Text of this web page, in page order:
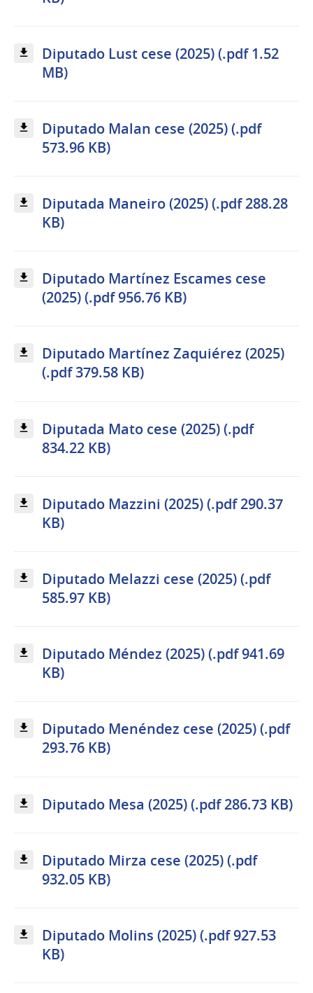
Diputado Lust cese (2025) (.pdf 1.52
MB)
Diputado Malan cese (2025) (.pdf
573.96 KB)
Diputada Maneiro (2025) (.pdf 288.28
KB)
Diputado Martínez Escames cese
(2025) (.pdf 956.76 KB)
Diputado Martínez Zaquiérez (2025)
(.pdf 379.58 KB)
Diputada Mato cese (2025) (.pdf
834.22 KB)
Diputado Mazzini (2025) (.pdf 290.37
KB)
Diputado Melazzi cese (2025) (.pdf
585.97 KB)
Diputado Méndez (2025) (.pdf 941.69
KB)
Diputado Menéndez cese (2025) (.pdf
293.76 KB)
Diputado Mesa (2025) (.pdf 286.73 KB)
Diputado Mirza cese (2025) (.pdf
932.05 KB)
Diputado Molins (2025) (.pdf 927.53
KB)